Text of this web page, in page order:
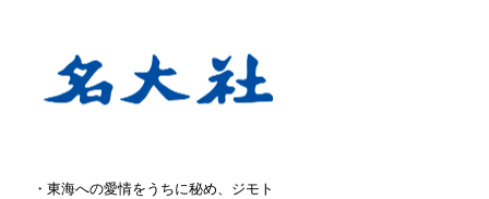
・東海への愛情をうちに秘め、ジモト